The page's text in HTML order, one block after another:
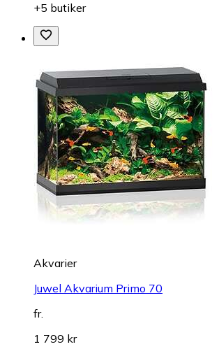
+5 butiker
Akvarier
Juwel Akvarium Primo 70
fr.
1 799 kr